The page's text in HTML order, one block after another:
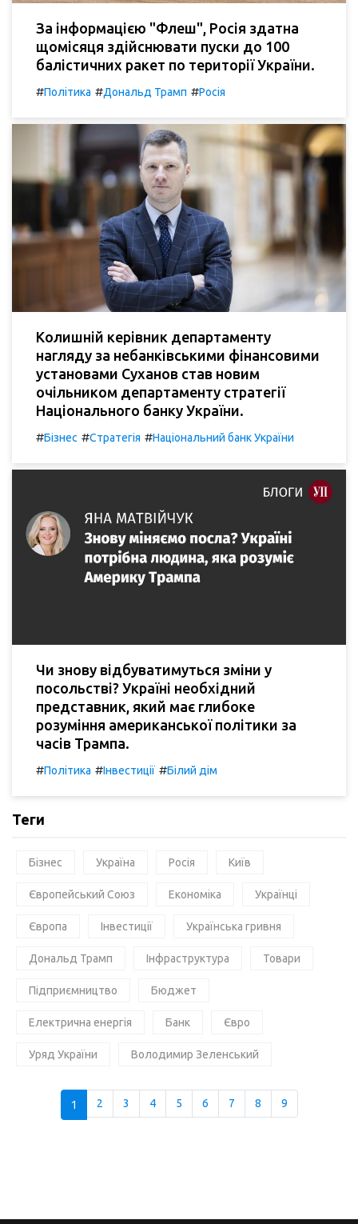
За інформацією "Флеш", Росія здатна
щомісяця здійснювати пуски до 100
балістичних ракет по території України.
#Політика #Дональд Трамп #Росія
Колишній керівник департаменту
нагляду за небанківськими фінансовими
установами Суханов став новим
очільником департаменту стратегії
Національного банку України.
#Бізнес #Стратегія #Національний банк України
Чи знову відбуватимуться зміни у
посольстві? Україні необхідний
представник, який має глибоке
розуміння американської політики за
часів Трампа.
#Політика #Інвестиції #Білий дім
Теги
Бізнес Україна Росія Київ
Європейський Союз Економіка Українці
Європа Інвестиції Українська гривня
Дональд Трамп Інфраструктура Товари
Підприємництво Бюджет
Електрична енергія Банк Євро
Уряд України Володимир Зеленський
1 2 3 4 5 6 7 8 9